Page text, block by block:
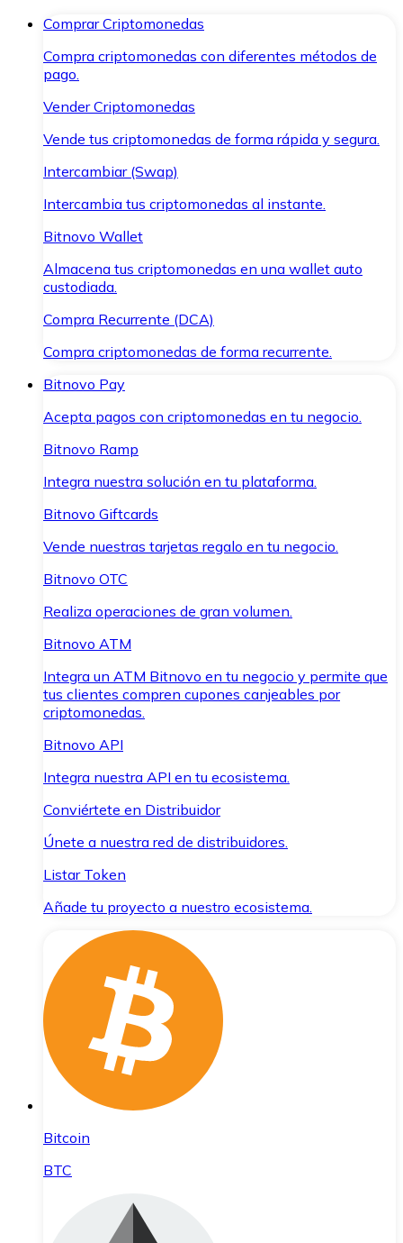
Comprar Criptomonedas
Compra criptomonedas con diferentes métodos de
pago.
Vender Criptomonedas
Vende tus criptomonedas de forma rápida y segura.
Intercambiar (Swap)
Intercambia tus criptomonedas al instante.
Bitnovo Wallet
Almacena tus criptomonedas en una wallet auto
custodiada.
Compra Recurrente (DCA)
Compra criptomonedas de forma recurrente.
Bitnovo Pay
Acepta pagos con criptomonedas en tu negocio.
Bitnovo Ramp
Integra nuestra solución en tu plataforma.
Bitnovo Giftcards
Vende nuestras tarjetas regalo en tu negocio.
Bitnovo OTC
Realiza operaciones de gran volumen.
Bitnovo ATM
Integra un ATM Bitnovo en tu negocio y permite que
tus clientes compren cupones canjeables por
criptomonedas.
Bitnovo API
Integra nuestra API en tu ecosistema.
Conviértete en Distribuidor
Únete a nuestra red de distribuidores.
Listar Token
Añade tu proyecto a nuestro ecosistema.
Bitcoin
BTC